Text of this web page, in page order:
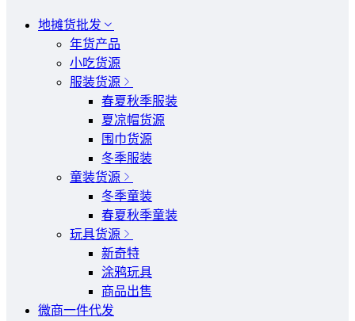
地摊货批发
年货产品
小吃货源
服装货源
春夏秋季服装
夏凉帽货源
围巾货源
冬季服装
童装货源
冬季童装
春夏秋季童装
玩具货源
新奇特
涂鸦玩具
商品出售
微商一件代发